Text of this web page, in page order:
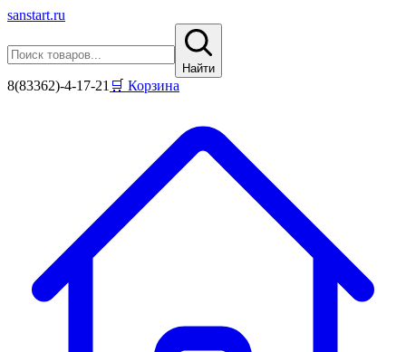
sanstart.ru
Найти
8(83362)-4-17-21 🛒 Корзина